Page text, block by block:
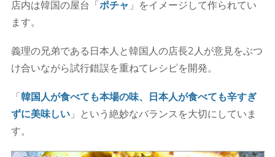
店内は韓国の屋台「ポチャ 」をイメージして作られてい
ます。
義理の兄弟である日本人と韓国人の店長2人が意見をぶつ
け合いながら試行錯誤を重ねてレシピを開発。
「韓国人が食べても本場の味、日本人が食べても辛すぎ
ずに美味しい」という絶妙なバランスを大切にしていま
す。